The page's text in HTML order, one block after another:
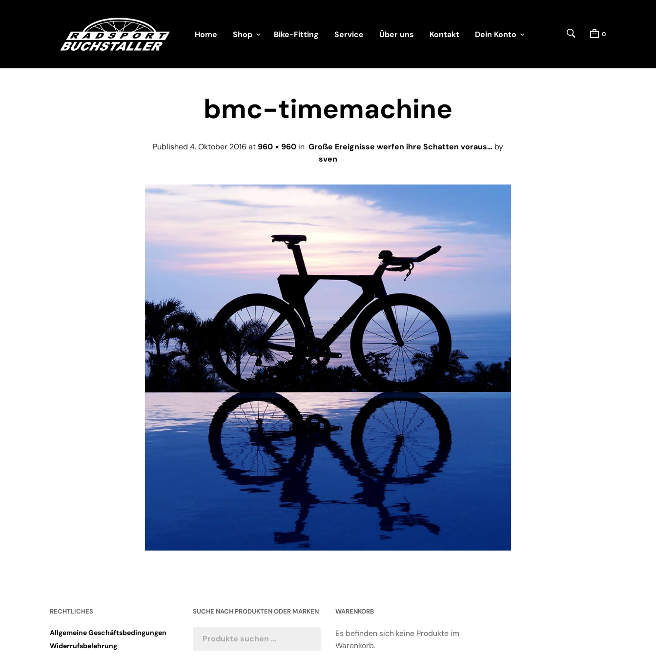
Home Shop Bike-Fitting Service Über uns Kontakt Dein Konto 0
bmc-timemachine
Published 4. Oktober 2016 at 960 × 960 in Große Ereignisse werfen ihre Schatten voraus… by
sven
RECHTLICHES
Allgemeine Geschäftsbedingungen
Widerrufsbelehrung
SUCHE NACH PRODUKTEN ODER MARKEN WARENKORB
Es befinden sich keine Produkte im
Warenkorb.